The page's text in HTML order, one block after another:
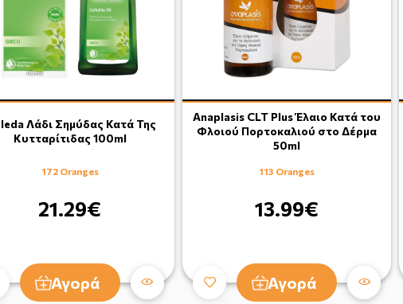
Λάδι Σημύδας Κατά Της
Κυτταρίτιδας 100ml
172 Oranges
21.29€
Αγορά
Anaplasis CLT Plus Έλαιο Κατά του
Φλοιού Πορτοκαλιού στο Δέρμα
50ml
113 Oranges
13.99€
Αγορά